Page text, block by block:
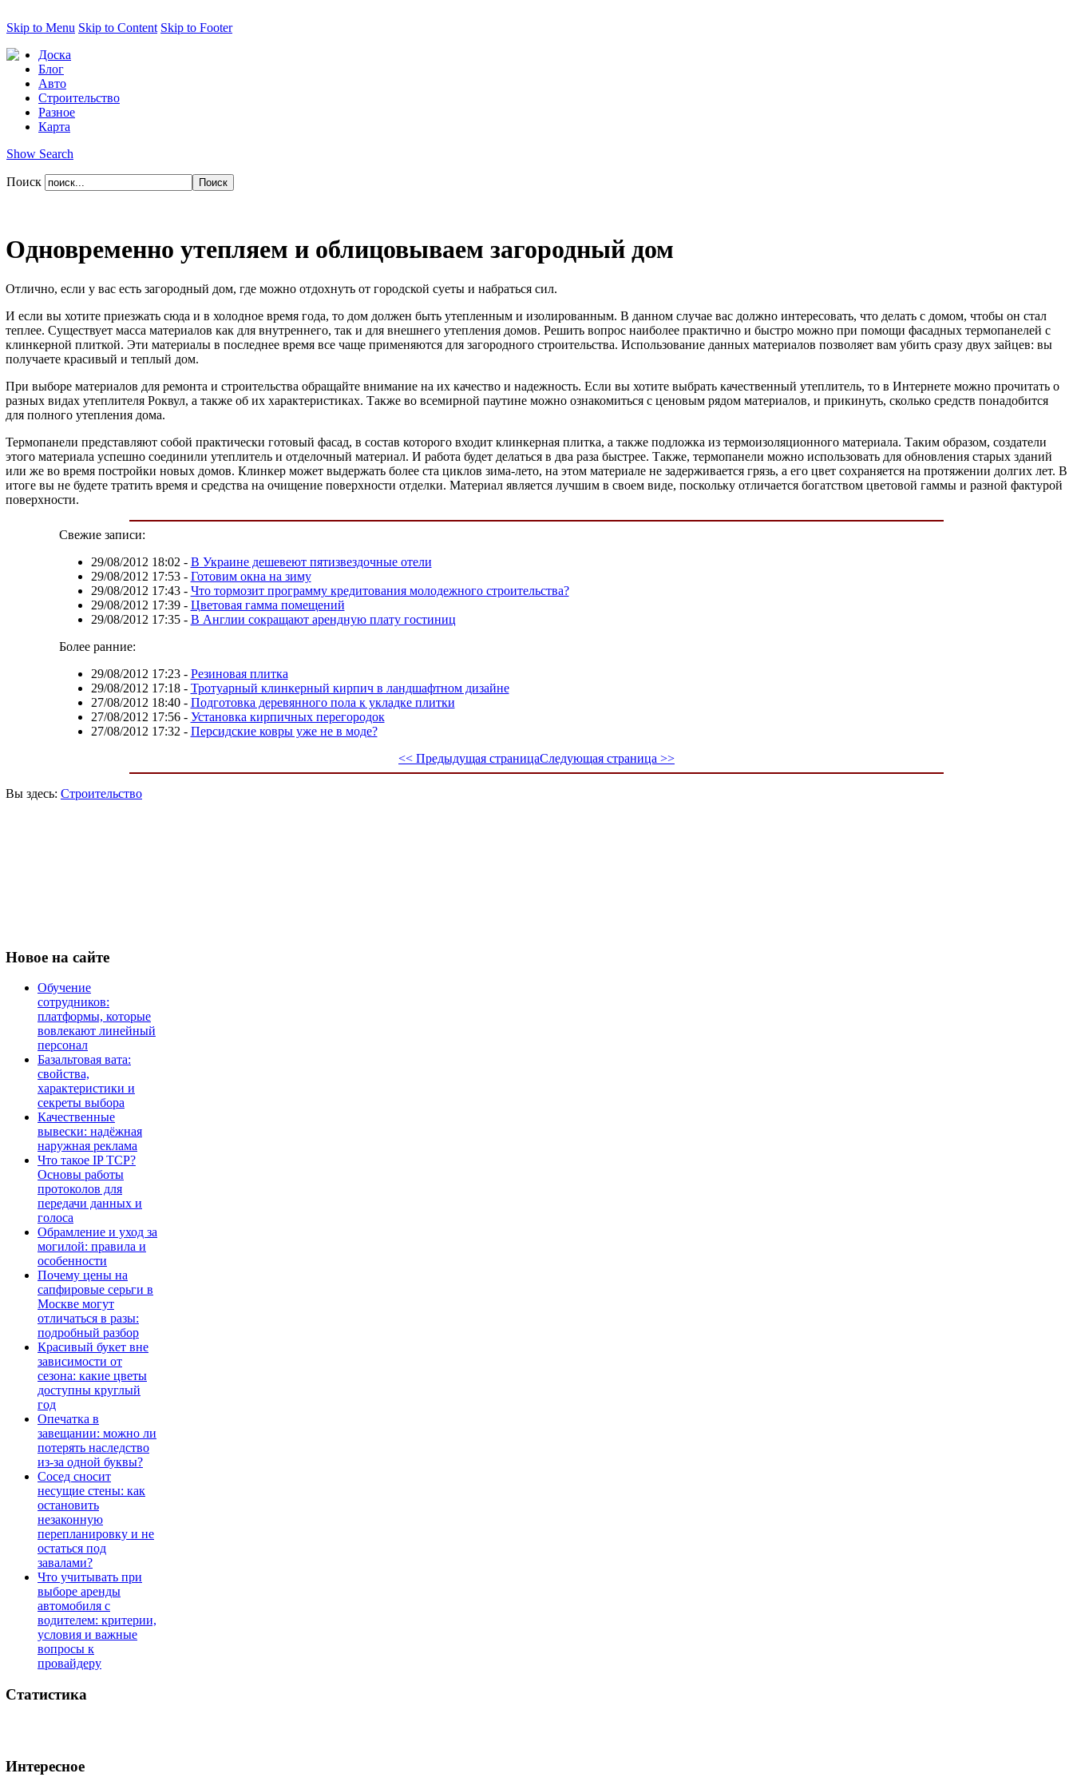
Skip to Menu Skip to Content Skip to Footer
Доска
Блог
Авто
Строительство
Разное
Карта
Show Search
Поиск
Одновременно утепляем и облицовываем загородный дом
Отлично, если у вас есть загородный дом, где можно отдохнуть от городской суеты и набраться сил.
И если вы хотите приезжать сюда и в холодное время года, то дом должен быть утепленным и изолированным. В данном случае вас должно интересовать, что делать с домом, чтобы он стал
теплее. Существует масса материалов как для внутреннего, так и для внешнего утепления домов. Решить вопрос наиболее практично и быстро можно при помощи фасадных термопанелей с
клинкерной плиткой. Эти материалы в последнее время все чаще применяются для загородного строительства. Использование данных материалов позволяет вам убить сразу двух зайцев: вы
получаете красивый и теплый дом.
При выборе материалов для ремонта и строительства обращайте внимание на их качество и надежность. Если вы хотите выбрать качественный утеплитель, то в Интернете можно прочитать о
разных видах утеплителя Роквул, а также об их характеристиках. Также во всемирной паутине можно ознакомиться с ценовым рядом материалов, и прикинуть, сколько средств понадобится
для полного утепления дома.
Термопанели представляют собой практически готовый фасад, в состав которого входит клинкерная плитка, а также подложка из термоизоляционного материала. Таким образом, создатели
этого материала успешно соединили утеплитель и отделочный материал. И работа будет делаться в два раза быстрее. Также, термопанели можно использовать для обновления старых зданий
или же во время постройки новых домов. Клинкер может выдержать более ста циклов зима-лето, на этом материале не задерживается грязь, а его цвет сохраняется на протяжении долгих лет. В
итоге вы не будете тратить время и средства на очищение поверхности отделки. Материал является лучшим в своем виде, поскольку отличается богатством цветовой гаммы и разной фактурой
поверхности.
Свежие записи:
29/08/2012 18:02 - В Украине дешевеют пятизвездочные отели
29/08/2012 17:53- Готовим окна на зиму
29/08/2012 17:43- Что тормозит программу кредитования молодежного строительства?
29/08/2012 17:39- Цветовая гамма помещений
29/08/2012 17:35- В Англии сокращают арендную плату гостиниц
Более ранние:
29/08/2012 17:23- Резиновая плитка
29/08/2012 17:18- Тротуарный клинкерный кирпич в ландшафтном дизайне
27/08/2012 18:40- Подготовка деревянного пола к укладке плитки
27/08/2012 17:56- Установка кирпичных перегородок
27/08/2012 17:32 - Персидские ковры уже не в моде?
<< Предыдущая страницаСледующая страница >>
Вы здесь: Строительство
Новое на сайте
Обучение
сотрудников:
платформы, которые
вовлекают линейный
персонал
Базальтовая вата:
свойства,
характеристики и
секреты выбора
Качественные
вывески: надёжная
наружная реклама
Что такое IP TCP?
Основы работы
протоколов для
передачи данных и
голоса
Обрамление и уход за
могилой: правила и
особенности
Почему цены на
сапфировые серьги в
Москве могут
отличаться в разы:
подробный разбор
Красивый букет вне
зависимости от
сезона: какие цветы
доступны круглый
год
Опечатка в
завещании: можно ли
потерять наследство
из-за одной буквы?
Сосед сносит
несущие стены: как
остановить
незаконную
перепланировку и не
остаться под
завалами?
Что учитывать при
выборе аренды
автомобиля с
водителем: критерии,
условия и важные
вопросы к
провайдеру
Статистика
Интересное